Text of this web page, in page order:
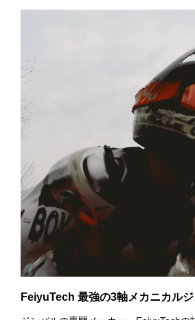
FeiyuTech 最強の3軸メカニカル